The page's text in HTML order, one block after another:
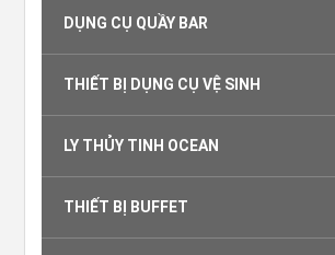
DỤNG CỤ QUẦY BAR
THIẾT BỊ DỤNG CỤ VỆ SINH
LY THỦY TINH OCEAN
THIẾT BỊ BUFFET